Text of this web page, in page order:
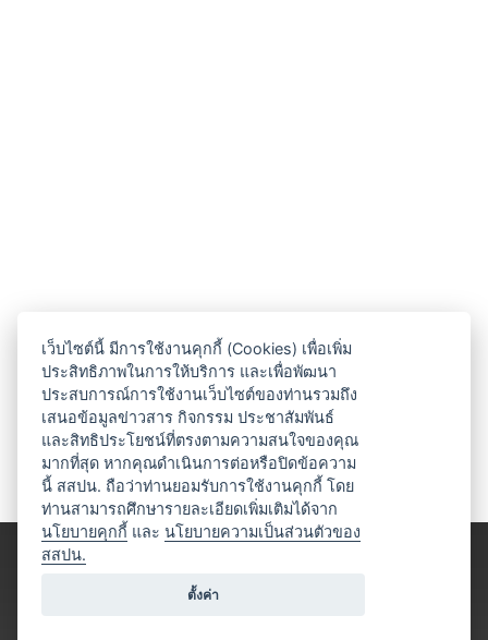
เว็บไซต์นี้ มีการใช้งานคุกกี้ (Cookies) เพื่อเพิ่ม
ประสิทธิภาพในการให้บริการ และเพื่อพัฒนา
ประสบการณ์การใช้งานเว็บไซต์ของท่านรวมถึง
เสนอข้อมูลข่าวสาร กิจกรรม ประชาสัมพันธ์
และสิทธิประโยชน์ที่ตรงตามความสนใจของคุณ
มากที่สุด หากคุณดำเนินการต่อหรือปิดข้อความ
นี้ สสปน. ถือว่าท่านยอมรับการใช้งานคุกกี้ โดย
ท่านสามารถศึกษารายละเอียดเพิ่มเติมได้จาก
นโยบายคุกกี้ และนโยบายความเป็นส่วนตัวของ
สสปน.
ตั้งค่า